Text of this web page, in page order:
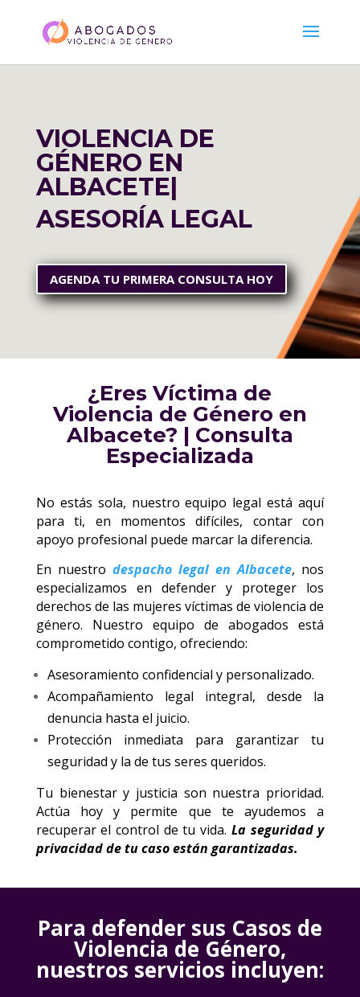
VIOLENCIA DE
GÉNERO EN
ALBACETE|
ASESORÍA LEGAL
AGENDA TU PRIMERA CONSULTA HOY
¿Eres Víctima de
Violencia de Género en
Albacete? | Consulta
Especializada
No estás sola, nuestro equipo legal está aquí
para ti, en momentos difíciles, contar con
apoyo profesional puede marcar la diferencia.
En nuestro despacho legal en Albacete, nos
especializamos en defender y proteger los
derechos de las mujeres víctimas de violencia de
género. Nuestro equipo de abogados está
comprometido contigo, ofreciendo:
Asesoramiento confidencial y personalizado.
Acompañamiento legal integral, desde la
denuncia hasta el juicio.
Protección inmediata para garantizar tu
seguridad y la de tus seres queridos.
Tu bienestar y justicia son nuestra prioridad.
Actúa hoy y permite que te ayudemos a
recuperar el control de tu vida. La seguridad y
privacidad de tu caso están garantizadas.
Para defender sus Casos de
Violencia de Género,
nuestros servicios incluyen: